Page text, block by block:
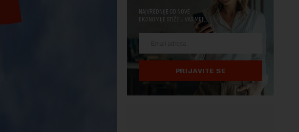
NAJVREDNIJE OD NOVE
EKONOMIJE STIŽE U VAŠ MEJL.
PRIJAVITE SE